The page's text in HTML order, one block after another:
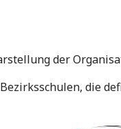
der
die